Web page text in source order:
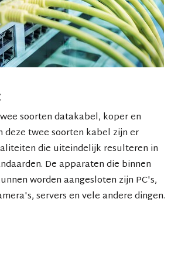
soorten datakabel, koper en
deze twee soorten kabel zijn er
die uiteindelijk resulteren in
De apparaten die binnen
worden aangesloten zijn PC's,
servers en vele andere dingen.